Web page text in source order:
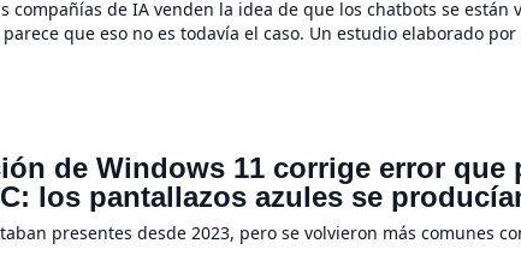
compañías de IA venden la idea de que los chatbots se están
que eso no es todavía el caso. Un estudio elaborado
se suelen “perder en la conversación” cuando sus tareas
de Windows 11 corrige error que
los pantallazos azules se
presentes desde 2023, pero se volvieron más comunes